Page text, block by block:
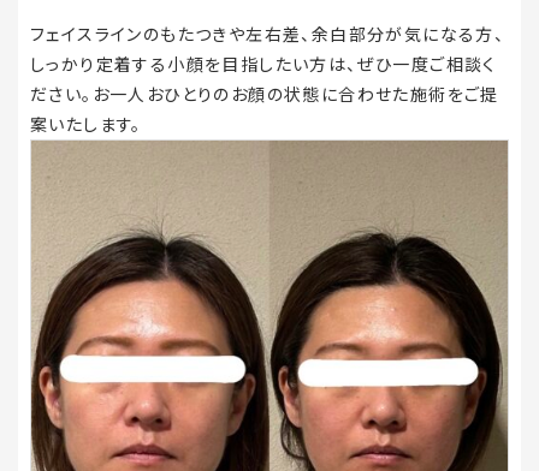
フェイスラインのもたつきや左右差、余白部分が気になる方、
しっかり定着する小顔を目指したい方は、ぜひ一度ご相談く
ださい。お一人おひとりのお顔の状態に合わせた施術をご提
案いたします。